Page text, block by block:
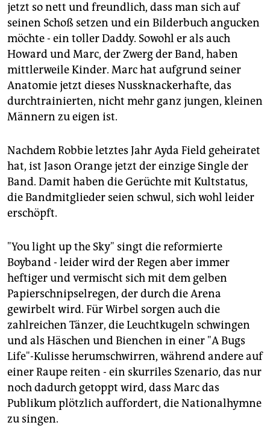
jetzt so nett und freundlich, dass man sich auf
seinen Schoß setzen und ein Bilderbuch angucken
möchte - ein toller Daddy. Sowohl er als auch
Howard und Marc, der Zwerg der Band, haben
mittlerweile Kinder. Marc hat aufgrund seiner
Anatomie jetzt dieses Nussknackerhafte, das
durchtrainierten, nicht mehr ganz jungen, kleinen
Männern zu eigen ist.
Nachdem Robbie letztes Jahr Ayda Field geheiratet
hat, ist Jason Orange jetzt der einzige Single der
Band. Damit haben die Gerüchte mit Kultstatus,
die Bandmitglieder seien schwul, sich wohl leider
erschöpft.
"You light up the Sky" singt die reformierte
Boyband - leider wird der Regen aber immer
heftiger und vermischt sich mit dem gelben
Papierschnipselregen, der durch die Arena
gewirbelt wird. Für Wirbel sorgen auch die
zahlreichen Tänzer, die Leuchtkugeln schwingen
und als Häschen und Bienchen in einer "A Bugs
Life"-Kulisse herumschwirren, während andere auf
einer Raupe reiten - ein skurriles Szenario, das nur
noch dadurch getoppt wird, dass Marc das
Publikum plötzlich auffordert, die Nationalhymne
zu singen.